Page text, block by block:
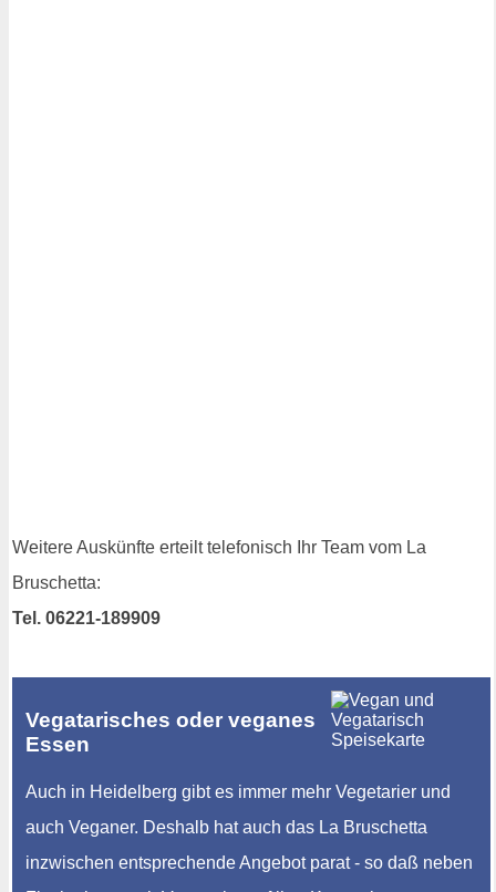
Weitere Auskünfte erteilt telefonisch Ihr Team vom La
Bruschetta:
Tel. 06221-189909
Vegatarisches oder veganes
Essen
Auch in Heidelberg gibt es immer mehr Vegetarier und
auch Veganer. Deshalb hat auch das La Bruschetta
inzwischen entsprechende Angebot parat - so daß neben